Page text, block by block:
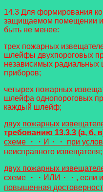
14.3 Для формирования
защищаемом помещении
быть не менее:
трех пожарных
шлейфы двухпороговых
независимых
приборов;
четырех пожарных
шлейфа однопороговых
каждый шлейф;
двух пожарных
требованию 13.3.3 (а, б,
схеме ・・И・・ при
неисправного извещателя;
двух пожарных
схеме ・・ИЛИ・・, если
повышенная